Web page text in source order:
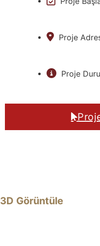
Proje
Proje
3D Görüntüle